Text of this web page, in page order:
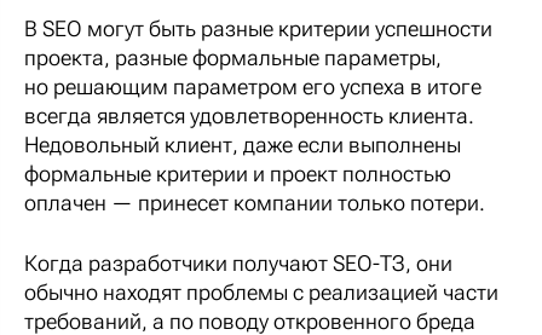
В SEO могут быть разные критерии успешности
проекта, разные формальные параметры,
но решающим параметром его успеха в итоге
всегда является удовлетворенность клиента.
Недовольный клиент, даже если выполнены
формальные критерии и проект полностью
оплачен — принесет компании только потери.
Когда разработчики получают SEO-ТЗ, они
обычно находят проблемы с реализацией части
требований, а по поводу откровенного бреда